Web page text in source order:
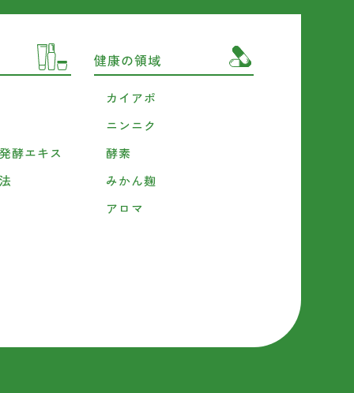
酵エキス
健康の領域
カイアポ
ニンニク
酵素
みかん麹
アロマ